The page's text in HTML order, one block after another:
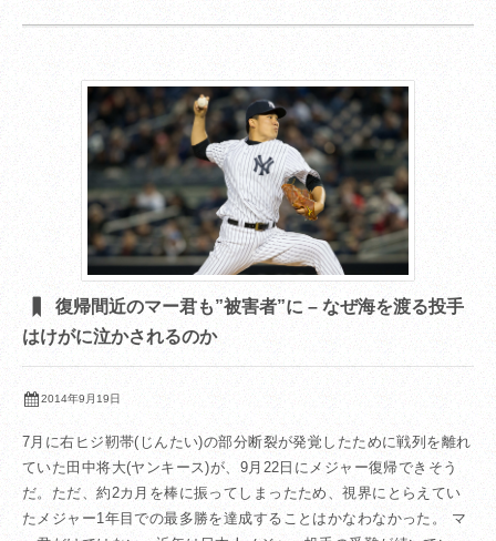
復帰間近のマー君も”被害者”に – なぜ海を渡る投手
はけがに泣かされるのか
2014年9月19日
7月に右ヒジ靭帯(じんたい)の部分断裂が発覚したために戦列を離れ
ていた田中将大(ヤンキース)が、9月22日にメジャー復帰できそう
だ。ただ、約2カ月を棒に振ってしまったため、視界にとらえてい
たメジャー1年目での最多勝を達成することはかなわなかった。 マ